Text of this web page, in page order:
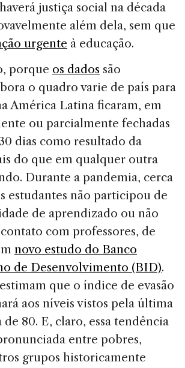
justiça social na década
além dela, sem que
urgente à educação.
porque os dados são
o quadro varie de país para
América Latina ficaram, em
ou parcialmente fechadas
dias como resultado da
do que em qualquer outra
Durante a pandemia, cerca
estudantes não participou de
de aprendizado ou não
com professores, de
novo estudo do Banco
de Desenvolvimento (BID).
que o índice de evasão
aos níveis vistos pela última
de 80. E, claro, essa tendência
entre pobres,
grupos historicamente